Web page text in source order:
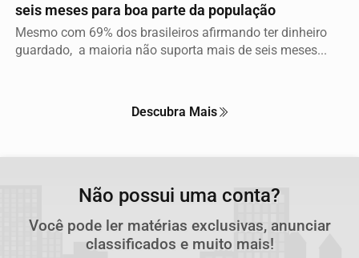
seis meses para boa parte da população
Mesmo com 69% dos brasileiros afirmando ter dinheiro
guardado, a maioria não suporta mais de seis meses...
Descubra Mais
Não possui uma conta?
Você pode ler matérias exclusivas, anunciar
classificados e muito mais!